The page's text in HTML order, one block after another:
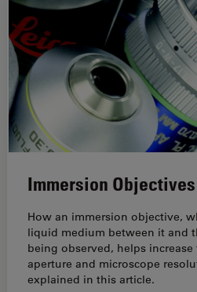
Immersion Objectives
How an immersion objective,
liquid medium between it and
being observed, helps
aperture and microscope
explained in this article.